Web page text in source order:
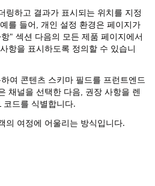
링하고 결과가 표시되는 위치를 지정
를 들어, 개인 설정 환경은 페이지가
" 섹션 다음의 모든 제품 페이지에서
항을 표시하도록 정의할 수 있습니
여 콘텐츠 스키마 필드를 프런트엔드
채널을 선택한 다음, 권장 사항을 렌
코드를 식별합니다.
의 여정에 어울리는 방식입니다.
은 실시간 동작을 기반으로 고객의